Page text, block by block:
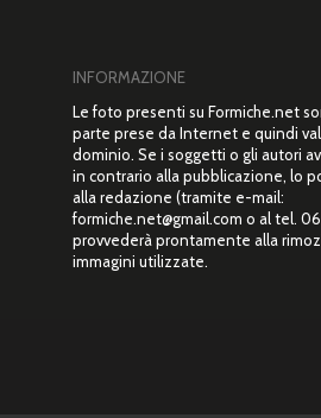
INFORMAZIONE
Le foto presenti su Formiche.net
parte prese da Internet e quindi
dominio. Se i soggetti o gli autori
in contrario alla pubblicazione, lo
alla redazione (tramite e-mail:
formiche.net@gmail.com o al tel.
provvederà prontamente alla
immagini utilizzate.